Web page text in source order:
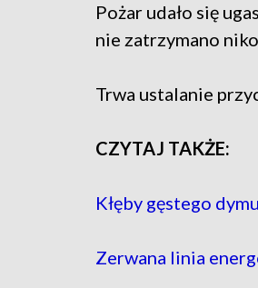
Pożar udało się
nie zatrzymano
Trwa ustalanie
CZYTAJ TAKŻE:
Kłęby gęstego
Zerwana linia